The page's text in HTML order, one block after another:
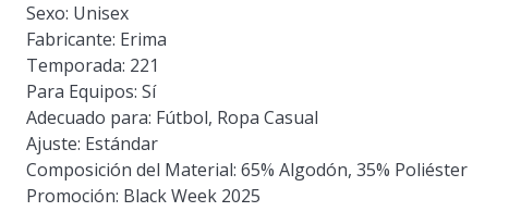
Sexo: Unisex
Fabricante: Erima
Temporada: 221
Para Equipos: Sí
Adecuado para: Fútbol, Ropa Casual
Ajuste: Estándar
Composición del Material: 65% Algodón, 35% Poliéster
Promoción: Black Week 2025